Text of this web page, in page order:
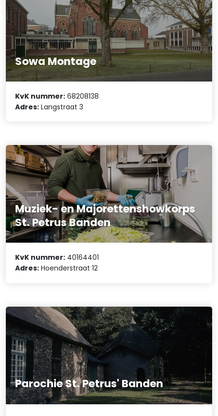
Sowa Montage
KvK nummer: 68208138
Adres: Langstraat 3
Muziek- en Majorettenshowkorps
St. Petrus Banden
KvK nummer: 40164401
Adres: Hoenderstraat 12
Parochie St. Petrus' Banden